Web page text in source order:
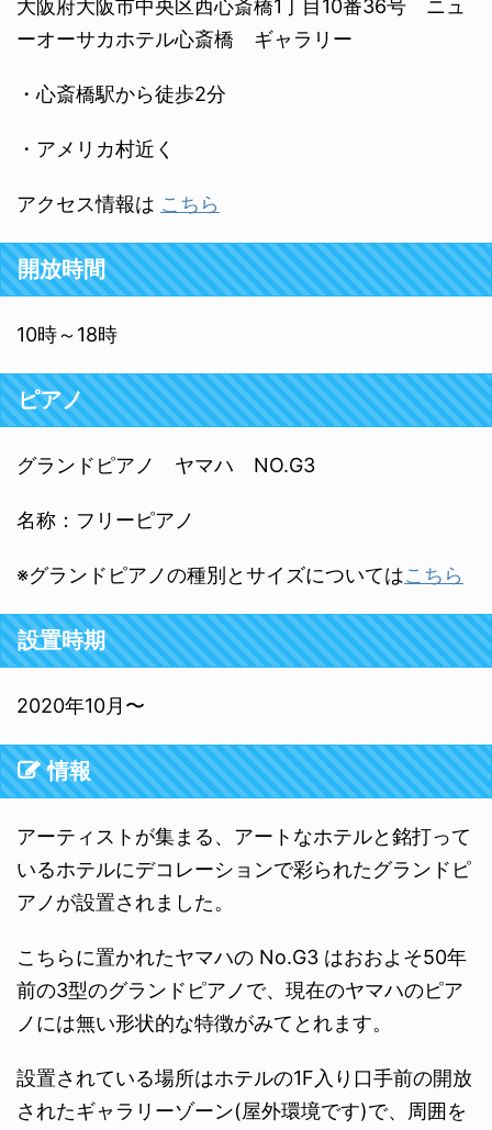
大阪府大阪市中央区西心斎橋1丁目10番36号 ニュ
ーオーサカホテル心斎橋 ギャラリー
・心斎橋駅から徒歩2分
・アメリカ村近く
アクセス情報は こちら
開放時間
10時～18時
ピアノ
グランドピアノ ヤマハ NO.G3
名称：フリーピアノ
※グランドピアノの種別とサイズについてはこちら
設置時期
2020年10月〜
情報
アーティストが集まる、アートなホテルと銘打って
いるホテルにデコレーションで彩られたグランドピ
アノが設置されました。
こちらに置かれたヤマハの No.G3 はおおよそ50年
前の3型のグランドピアノで、現在のヤマハのピア
ノには無い形状的な特徴がみてとれます。
設置されている場所はホテルの1F入り口手前の開放
されたギャラリーゾーン(屋外環境です)で、周囲を